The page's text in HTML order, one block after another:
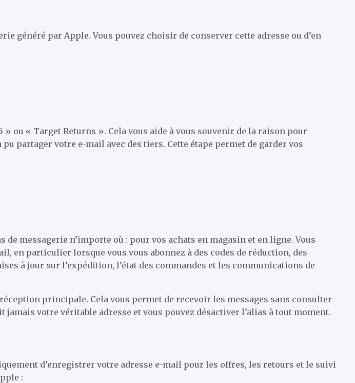
généré par Apple. Vous pouvez choisir de conserver cette adresse ou d’en
» ou « Target Returns ». Cela vous aide à vous souvenir de la raison pour
partager votre e-mail avec des tiers. Cette étape permet de garder vos
messagerie n’importe où : pour vos achats en magasin et en ligne. Vous
en particulier lorsque vous vous abonnez à des codes de réduction, des
à jour sur l’expédition, l’état des commandes et les communications de
principale. Cela vous permet de recevoir les messages sans consulter
votre véritable adresse et vous pouvez désactiver l’alias à tout moment.
d’enregistrer votre adresse e-mail pour les offres, les retours et le suivi
: